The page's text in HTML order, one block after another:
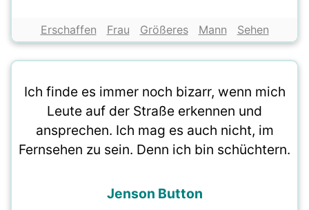
Erschaffen Frau Größeres Mann Sehen
Ich finde es immer noch bizarr, wenn mich
Leute auf der Straße erkennen und
ansprechen. Ich mag es auch nicht, im
Fernsehen zu sein. Denn ich bin schüchtern.
Jenson Button